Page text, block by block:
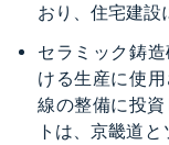
おり、住宅建設
セラミック鋳
ける生産に使
線の整備に投
トは、京畿道